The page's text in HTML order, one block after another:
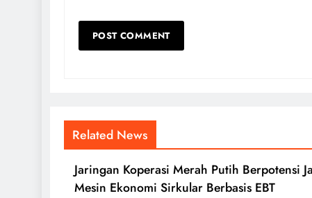
Related News
Jaringan Koperasi Merah Putih Berpotensi
Mesin Ekonomi Sirkular Berbasis EBT